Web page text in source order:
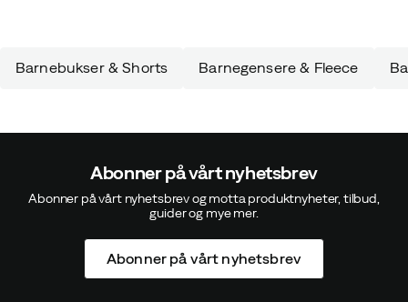
Barnebukser & Shorts Barnegensere & Fleece
Abonner på vårt nyhetsbrev
Abonner på vårt nyhetsbrev og motta produktnyheter, tilbud,
guider og mye mer.
Abonner på vårt nyhetsbrev